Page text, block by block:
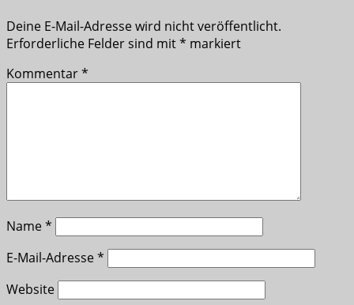
Deine E-Mail-Adresse wird nicht veröffentlicht.
Erforderliche Felder sind mit* markiert
Kommentar*
Name*
E-Mail-Adresse*
Website